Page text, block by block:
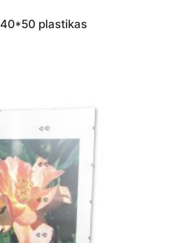
40*50 plastikas